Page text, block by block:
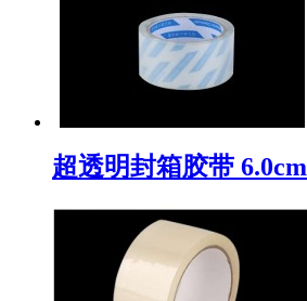
超透明封箱胶带 6.0cm